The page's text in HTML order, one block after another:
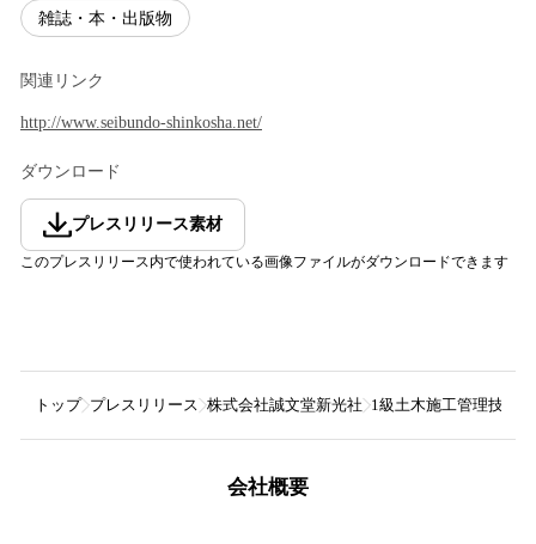
雑誌・本・出版物
関連リンク
http://www.seibundo-shinkosha.net/
ダウンロード
プレスリリース素材
このプレスリリース内で使われている画像ファイルがダウンロードできます
トップ プレスリリース 株式会社誠文堂新光社 1級土木施工管理技士
会社概要